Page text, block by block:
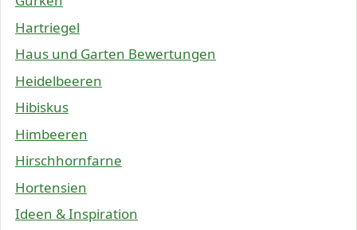
Hartriegel
Haus und Garten Bewertungen
Heidelbeeren
Hibiskus
Himbeeren
Hirschhornfarne
Hortensien
Ideen & Inspiration